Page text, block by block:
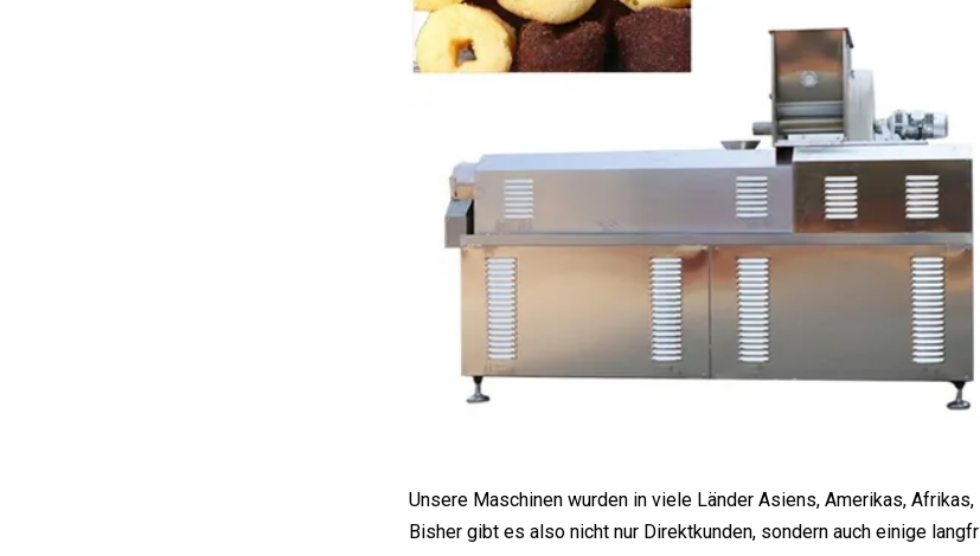
Unsere Maschinen wurden in viele Länder Asiens, Amerikas,
Bisher gibt es also nicht nur Direktkunden, sondern auch einige